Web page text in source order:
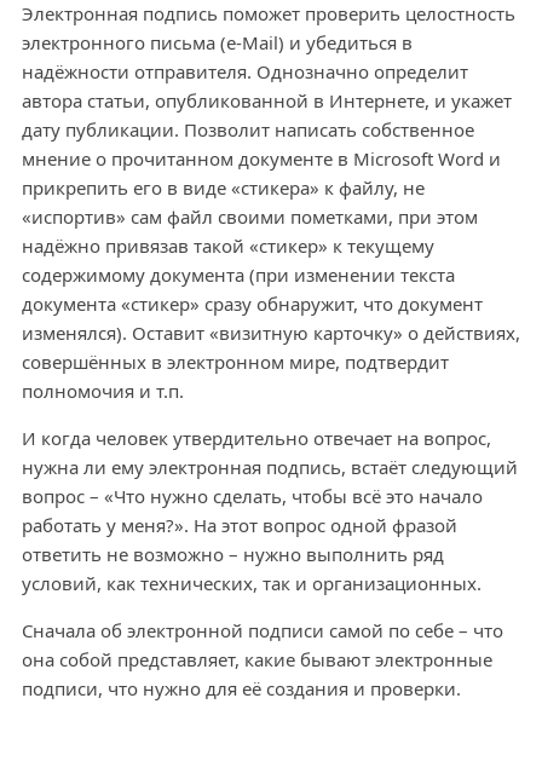
Электронная подпись поможет проверить целостность
электронного письма (e-Mail) и убедиться в
надёжности отправителя. Однозначно определит
автора статьи, опубликованной в Интернете, и укажет
дату публикации. Позволит написать собственное
мнение о прочитанном документе в Microsoft Word и
прикрепить его в виде «стикера» к файлу, не
«испортив» сам файл своими пометками, при этом
надёжно привязав такой «стикер» к текущему
содержимому документа (при изменении текста
документа «стикер» сразу обнаружит, что документ
изменялся). Оставит «визитную карточку» о действиях,
совершённых в электронном мире, подтвердит
полномочия и т.п.
И когда человек утвердительно отвечает на вопрос,
нужна ли ему электронная подпись, встаёт следующий
вопрос – «Что нужно сделать, чтобы всё это начало
работать у меня?». На этот вопрос одной фразой
ответить не возможно – нужно выполнить ряд
условий, как технических, так и организационных.
Сначала об электронной подписи самой по себе – что
она собой представляет, какие бывают электронные
подписи, что нужно для её создания и проверки.